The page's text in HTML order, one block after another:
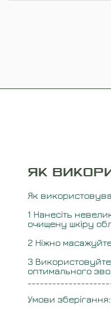
ЯК
Як
1️ Нанесіть
очищену шкіру
2️ Ніжно
3️
оптимального
Умови зберігання: